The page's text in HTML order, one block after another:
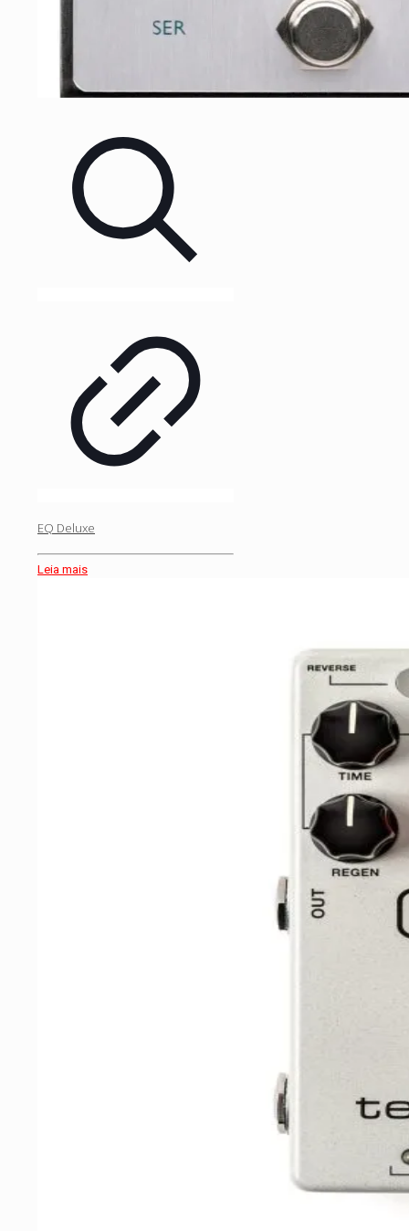
EQ Deluxe
Leia mais